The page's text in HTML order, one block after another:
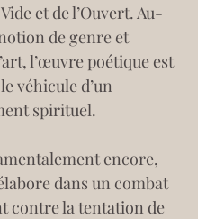
et de l’Ouvert. Au-
de genre et
l’œuvre poétique est
véhicule d’un
spirituel.
encore,
dans un combat
contre la tentation de